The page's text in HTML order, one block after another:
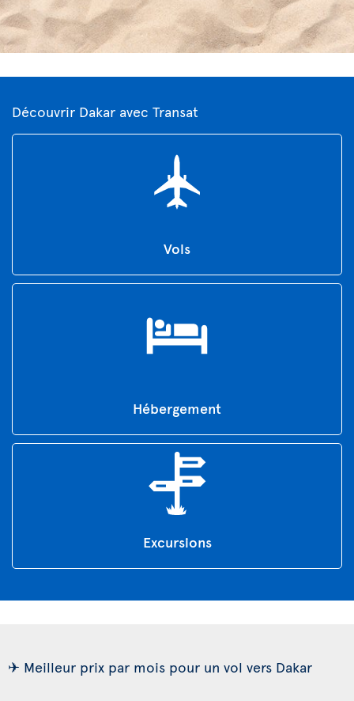
Découvrir Dakar avec Transat
Vols
Hébergement
Excursions
✈ Meilleur prix par mois pour un vol vers Dakar